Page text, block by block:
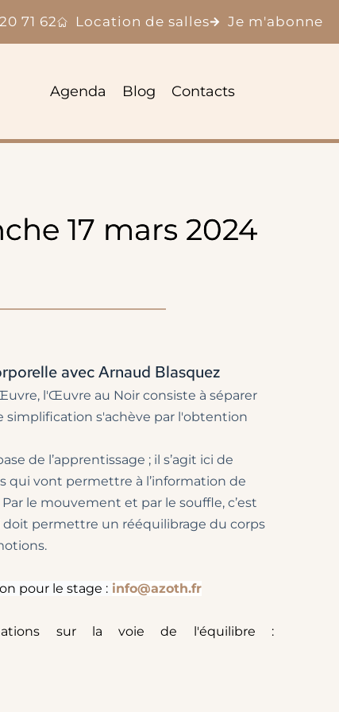
71 62 Location de salles Je m'abonne
Agenda Blog Contacts
17 mars 2024
avec Arnaud Blasquez
de l’apprentissage ; il s’agit ici de
qui vont permettre à l’information de
le mouvement et par le souffle, c’est
doit permettre un rééquilibrage du corps
pour le stage : info@azoth.fr
sur la voie de l'équilibre :